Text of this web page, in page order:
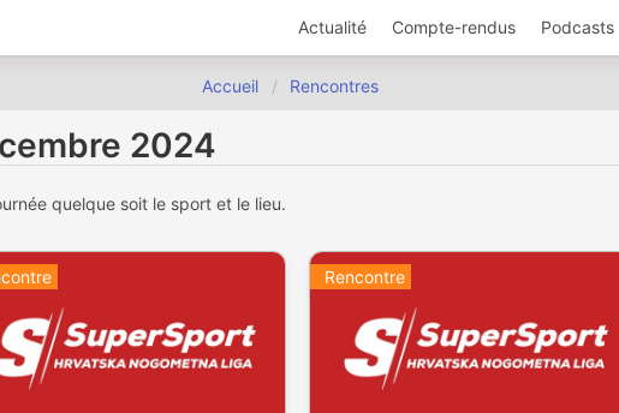
Actualité Compte-rendus Podcasts
Accueil Rencontres
2024
quelque soit le sport et le lieu.
Rencontre